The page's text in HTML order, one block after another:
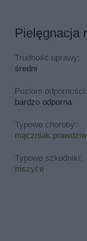
Pielęgnacja
Trudność uprawy:
średni
Poziom odporności:
bardzo odporna
Typowe choroby:
mączniak
Typowe szkodniki:
mszyce